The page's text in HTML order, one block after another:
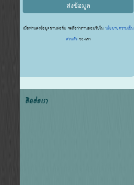
เมื่อท่านส่งข้อมูลผ่านฟอร์ม จะถือว่าท่านยอมรับในนโยบายความเป็น
ส่วนตัว ของเรา
ติดต่อเรา